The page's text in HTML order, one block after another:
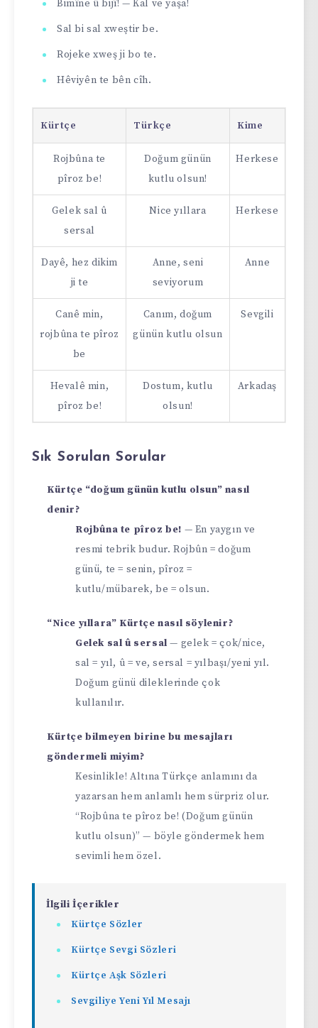
Bimîne û bijî! — Kal ve yaşa!
Sal bi sal xweştir be.
Rojeke xweş ji bo te.
Hêviyên te bên cîh.
Kürtçe Türkçe Kime
Rojbûna te
pîroz be!
Doğum günün
kutlu olsun!
Herkese
Gelek sal û
sersal
Nice yıllara Herkese
Dayê, hez dikim
ji te
Anne, seni
seviyorum
Anne
Canê min,
rojbûna te pîroz
be
Canım, doğum
günün kutlu olsun
Sevgili
Hevalê min,
pîroz be!
Dostum, kutlu
olsun!
Arkadaş
Sık Sorulan Sorular
Kürtçe “doğum günün kutlu olsun” nasıl
denir?
Rojbûna te pîroz be! — En yaygın ve
resmi tebrik budur. Rojbûn = doğum
günü, te = senin, pîroz =
kutlu/mübarek, be = olsun.
“Nice yıllara” Kürtçe nasıl söylenir?
Gelek sal û sersal — gelek = çok/nice,
sal = yıl, û = ve, sersal = yılbaşı/yeni yıl.
Doğum günü dileklerinde çok
kullanılır.
Kürtçe bilmeyen birine bu mesajları
göndermeli miyim?
Kesinlikle! Altına Türkçe anlamını da
yazarsan hem anlamlı hem sürpriz olur.
“Rojbûna te pîroz be! (Doğum günün
kutlu olsun)” — böyle göndermek hem
sevimli hem özel.
İlgili İçerikler
Kürtçe Sözler
Kürtçe Sevgi Sözleri
Kürtçe Aşk Sözleri
Sevgiliye Yeni Yıl Mesajı